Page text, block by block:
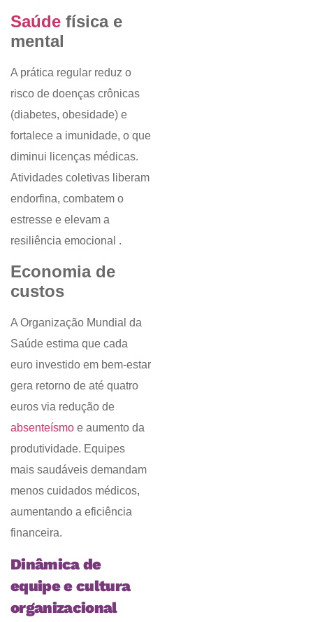
Saúde física e
mental
A prática regular reduz o
risco de doenças crônicas
(diabetes, obesidade) e
fortalece a imunidade, o que
diminui licenças médicas.
Atividades coletivas liberam
endorfina, combatem o
estresse e elevam a
resiliência emocional .
Economia de
custos
A Organização Mundial da
Saúde estima que cada
euro investido em bem-estar
gera retorno de até quatro
euros via redução de
absenteísmo e aumento da
produtividade. Equipes
mais saudáveis demandam
menos cuidados médicos,
aumentando a eficiência
financeira.
Dinâmica de
equipe e cultura
organizacional